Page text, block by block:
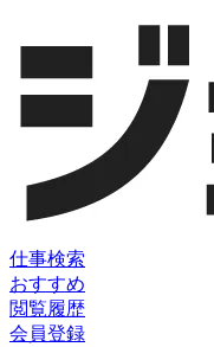
仕事検索
おすすめ
閲覧履歴
会員登録